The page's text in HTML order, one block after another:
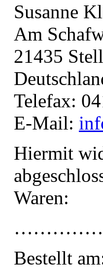
Susanne
Am
21435
Telefax:
E-Mail:
Hiermit
Waren:
Bestellt